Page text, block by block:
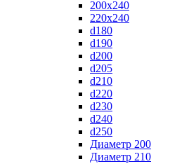
200x240
220x240
d180
d190
d200
d205
d210
d220
d230
d240
d250
Диаметр 200
Диаметр 210